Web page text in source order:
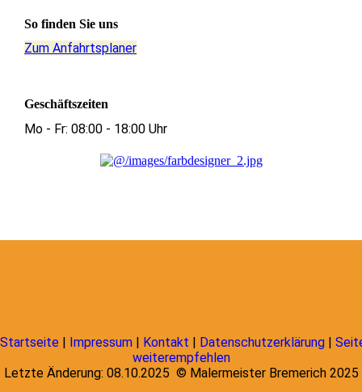
So finden Sie uns
Zum Anfahrtsplaner
Geschäftszeiten
Mo - Fr: 08:00 - 18:00 Uhr
Startseite | Impressum | Kontakt | Datenschutzerklärung |
weiterempfehlen
Letzte Änderung: 08.10.2025 © Malermeister Bremerich2025